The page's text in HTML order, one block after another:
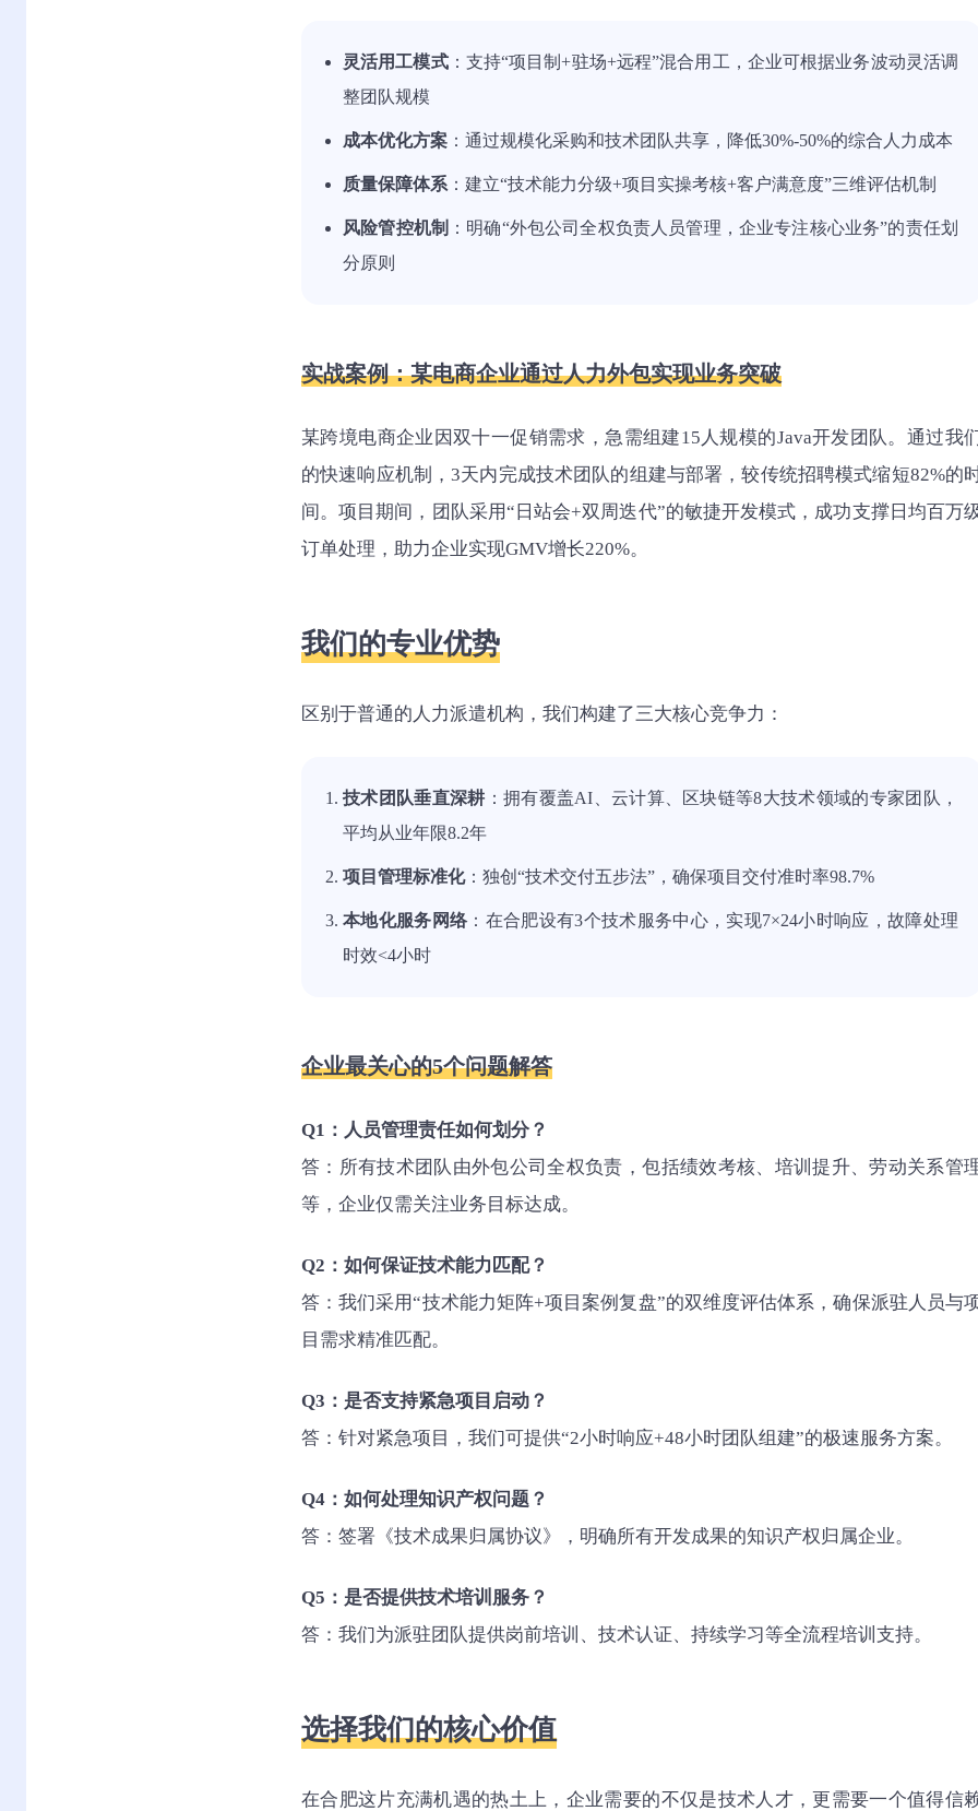
灵活用工模式：支持“项目制+驻场+远程”混合用工，企业可根据业务波动灵活调
整团队规模
成本优化方案 ：通过规模化采购和技术团队共享，降低30%-50%的综合人力成本
质量保障体系 ：建立“技术能力分级+项目实操考核+客户满意度”三维评估机制
风险管控机制 ：明确“外包公司全权负责人员管理，企业专注核心业务”的责任划
分原则
实战案例：某电商企业通过人力外包实现业务突破
某跨境电商企业因双十一促销需求，急需组建15人规模的Java开发团队。通过我
的快速响应机制，3天内完成技术团队的组建与部署，较传统招聘模式缩短82%的
间。项目期间，团队采用“日站会+双周迭代”的敏捷开发模式，成功支撑日均百万
订单处理，助力企业实现GMV增长220%。
我们的专业优势
区别于普通的人力派遣机构，我们构建了三大核心竞争力：
技术团队垂直深耕 ：拥有覆盖AI、云计算、区块链等8大技术领域的专家团队，
平均从业年限8.2年
项目管理标准化：独创“技术交付五步法”，确保项目交付准时率98.7%
本地化服务网络：在合肥设有3个技术服务中心，实现7×24小时响应，故障处理
时效<4小时
企业最关心的5个问题解答
Q1：人员管理责任如何划分？
答：所有技术团队由外包公司全权负责，包括绩效考核、培训提升、劳动关系管
等，企业仅需关注业务目标达成。
Q2：如何保证技术能力匹配？
答：我们采用“技术能力矩阵+项目案例复盘”的双维度评估体系，确保派驻人员与
目需求精准匹配。
Q3：是否支持紧急项目启动？
答：针对紧急项目，我们可提供“2小时响应+48小时团队组建”的极速服务方案。
Q4：如何处理知识产权问题？
答：签署《技术成果归属协议》，明确所有开发成果的知识产权归属企业。
Q5：是否提供技术培训服务？
答：我们为派驻团队提供岗前培训、技术认证、持续学习等全流程培训支持。
选择我们的核心价值
在合肥这片充满机遇的热土上，企业需要的不仅是技术人才，更需要一个值得信